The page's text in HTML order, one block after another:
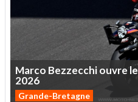
Marco Bezzecchiouvre le
2026
Grande-Bretagne